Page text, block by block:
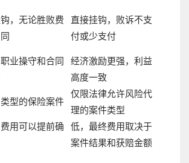
，无论胜败费
直接挂钩，败诉不支
付或少支付
业操守和合同
经济激励更强，利益
高度一致
型的保险案件
仅限法律允许风险代
理的案件类型
用可以提前确
低，最终费用取决于
案件结果和获赔金额